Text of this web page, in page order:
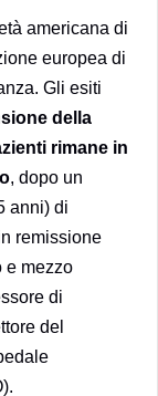
americana di
europea di
Gli esiti
della
rimane in
, dopo un
anni) di
remissione
e mezzo
di
del